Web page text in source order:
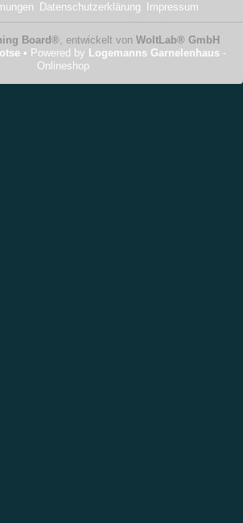
Datenschutzerklärung Impressum
Board®, entwickelt von WoltLab® GmbH
• Powered by Logemanns Garnelenhaus -
Onlineshop